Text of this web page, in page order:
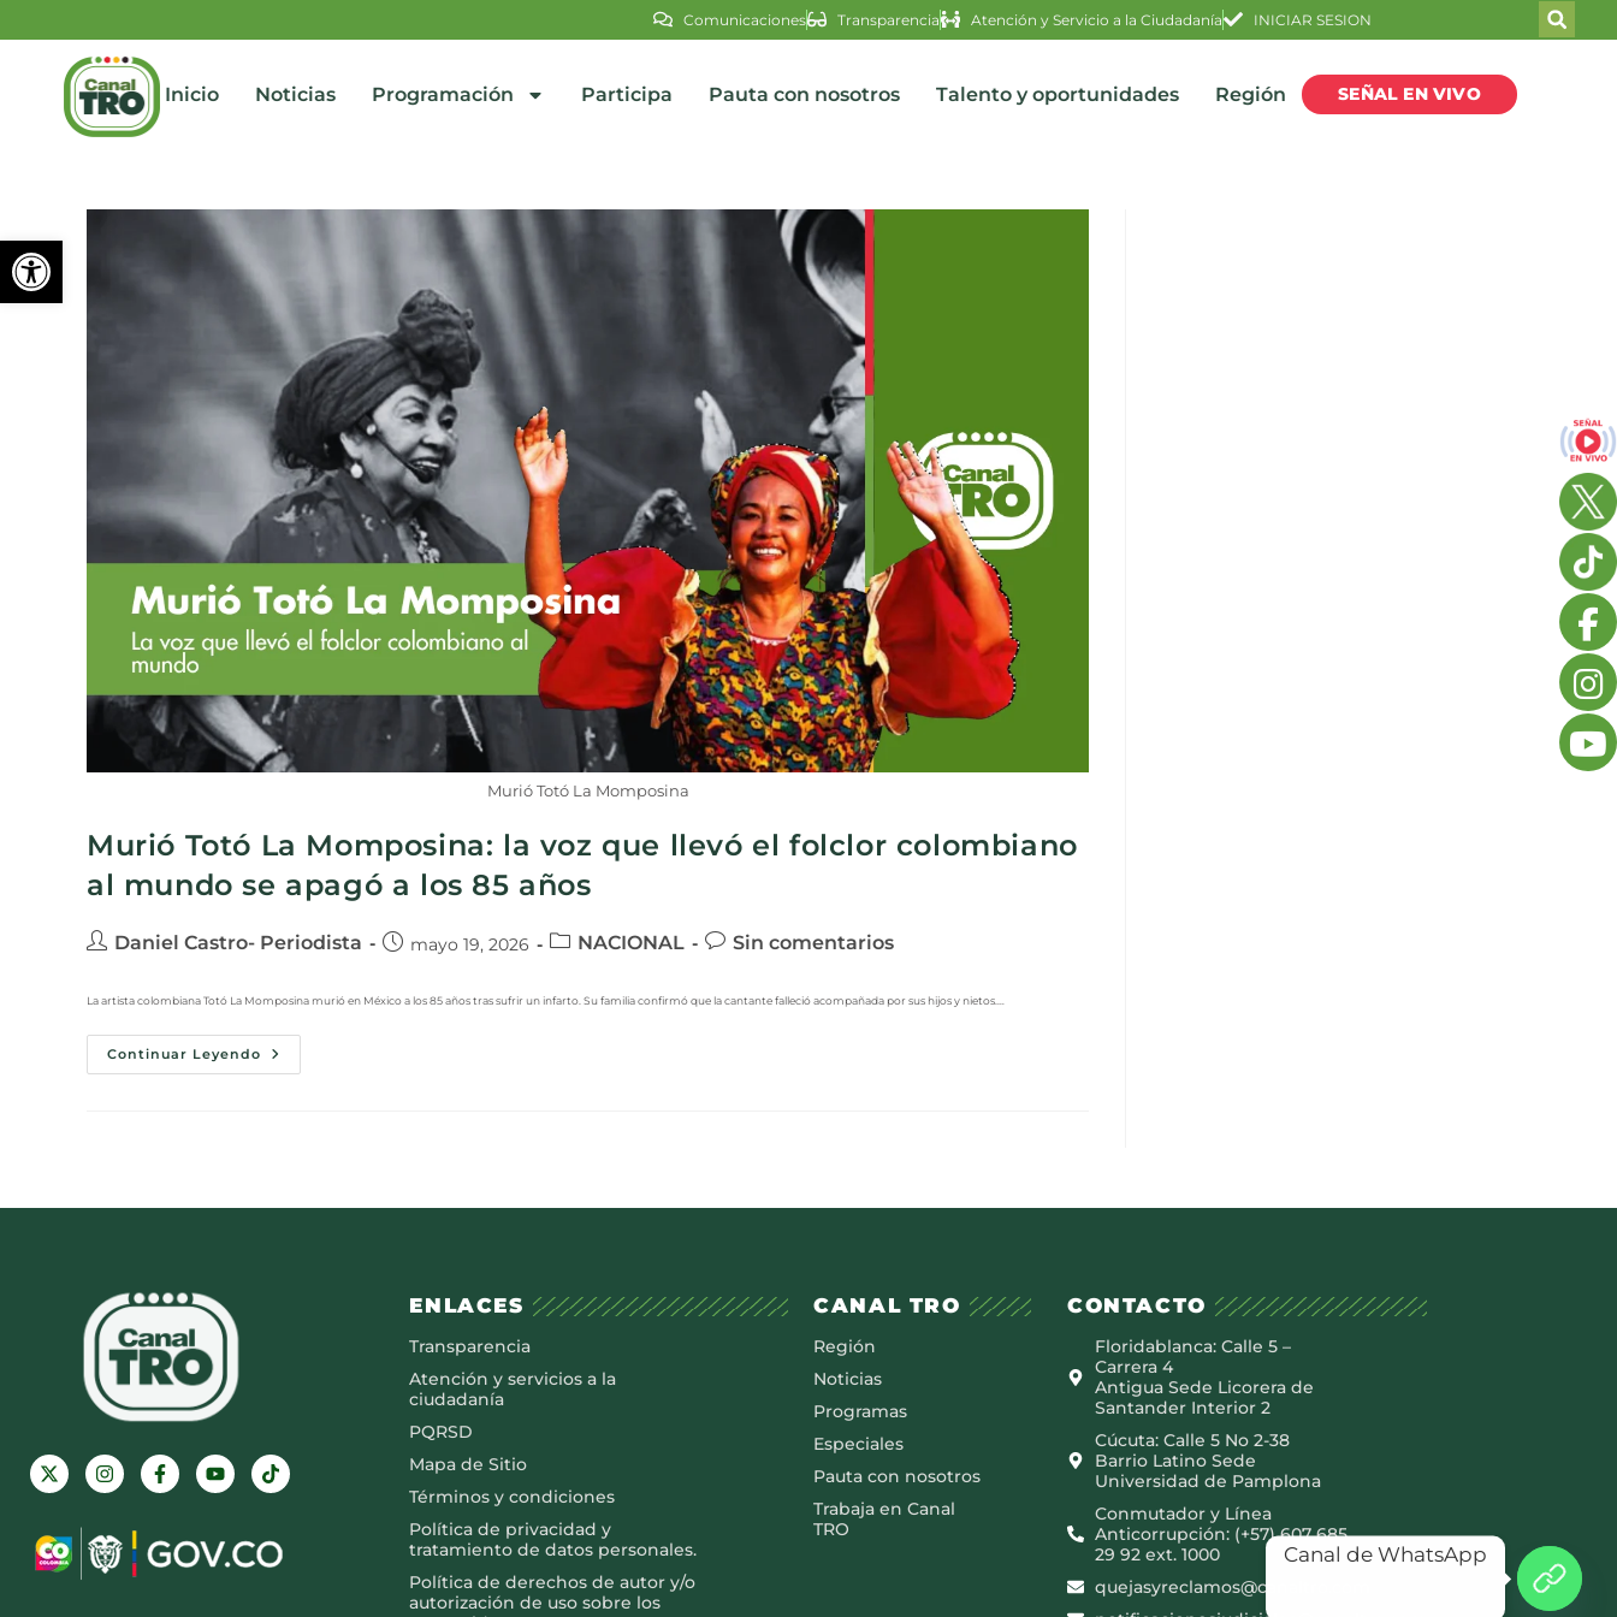
Abrir barra de herramientas
Comunicaciones Transparencia Atención y Servicio a la Ciudadanía INICIAR SESION
Inicio Noticias Programación Participa Pauta con nosotros Talento y oportunidades Región SEÑAL EN VIVO
Murió Totó La Momposina
Murió Totó La Momposina: la voz que llevó el folclor colombiano
al mundo se apagó a los 85 años
Daniel Castro- Periodista mayo 19, 2026 NACIONAL Sin comentarios
La artista colombiana Totó La Momposina murió en México a los 85 años tras sufrir un infarto. Su familia confirmó que la cantante falleció acompañada por sus hijos y nietos.…
Continuar Leyendo
ENLACES
Transparencia
Atención y servicios a la
ciudadanía
PQRSD
Mapa de Sitio
Términos y condiciones
Política de privacidad y
tratamiento de datos personales.
Política de derechos de autor y/o
autorización de uso sobre los
CANAL TRO
Región
Noticias
Programas
Especiales
Pauta con nosotros
Trabaja en Canal
TRO
CONTACTO
Floridablanca: Calle 5 –
Carrera 4
Antigua Sede Licorera de
Santander Interior 2
Cúcuta: Calle 5 No 2-38
Barrio Latino Sede
Universidad de Pamplona
Conmutador y Línea
Anticorrupción: (+57) 607 685
29 92 ext. 1000
quejasyreclamos@canaltro.com
Canal de WhatsApp